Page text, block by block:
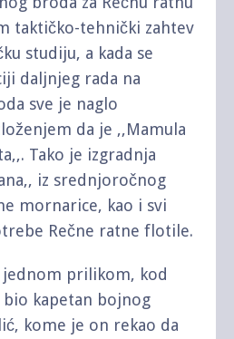
taktičko-tehnički zahtev
studiju, a kada se
daljnjeg rada na
sve je naglo
da je ,,Mamula
Tako je izgradnja
iz srednjoročnog
mornarice, kao i svi
Rečne ratne flotile.
prilikom, kod
kapetan bojnog
kome je on rekao da